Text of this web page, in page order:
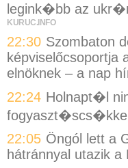
legink�bb az
KURUC.INFO
22:30 Szombaton
képviselőcsoportja
elnöknek – a nap
22:24 Holnapt�l
22:05 Öngól lett a
hátránnyal utazik a